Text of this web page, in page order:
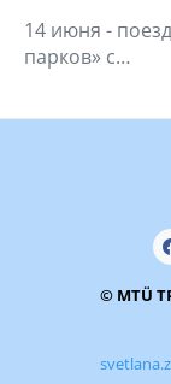
14 июня -
парков» с…
© MTÜ